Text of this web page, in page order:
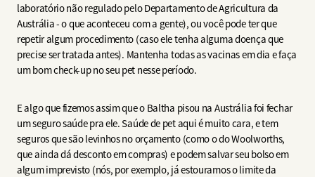
laboratório não regulado pelo Departamento de Agricultura da
Austrália - o que aconteceu com a gente), ou você pode ter que
repetir algum procedimento (caso ele tenha alguma doença que
precise ser tratada antes). Mantenha todas as vacinas em dia e faça
um bom check-up no seu pet nesse período.
E algo que fizemos assim que o Baltha pisou na Austrália foi fechar
um seguro saúde pra ele. Saúde de pet aqui é muito cara, e tem
seguros que são levinhos no orçamento (como o do Woolworths,
que ainda dá desconto em compras) e podem salvar seu bolso em
algum imprevisto (nós, por exemplo, já estouramos o limite da